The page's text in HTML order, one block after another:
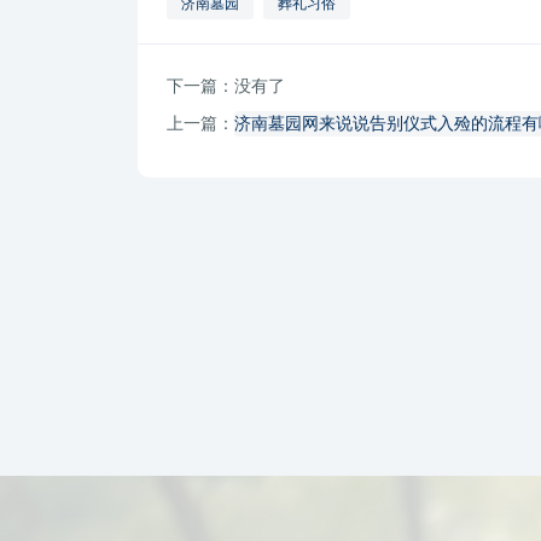
济南墓园 葬礼习俗
下一篇：没有了
上一篇： 济南墓园网来说说告别仪式入殓的流程